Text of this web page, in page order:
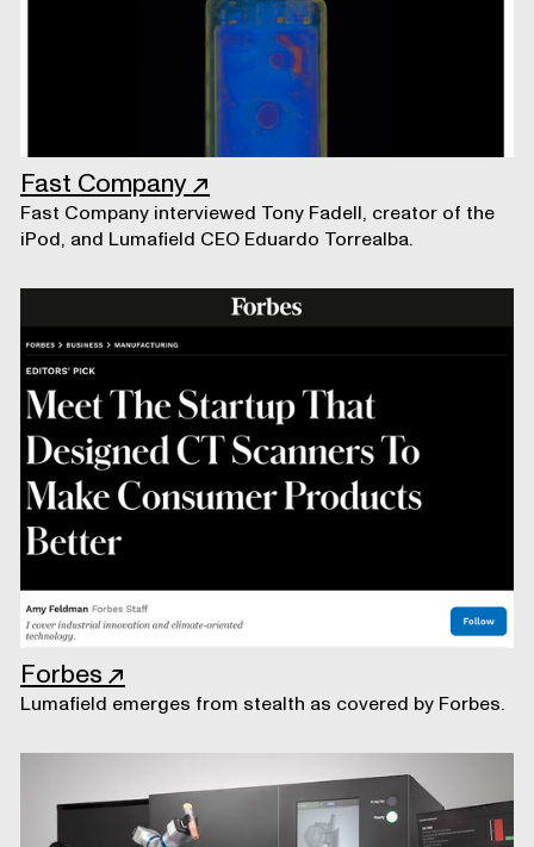
Fast Company↗
Fast Company interviewed Tony Fadell, creator of the
iPod, and Lumafield CEO Eduardo Torrealba.
Forbes↗
Lumafield emerges from stealth as covered by Forbes.